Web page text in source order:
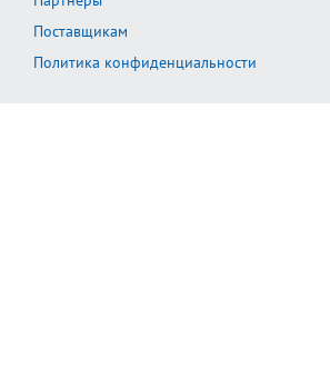
Поставщикам
Политика конфиденциальности